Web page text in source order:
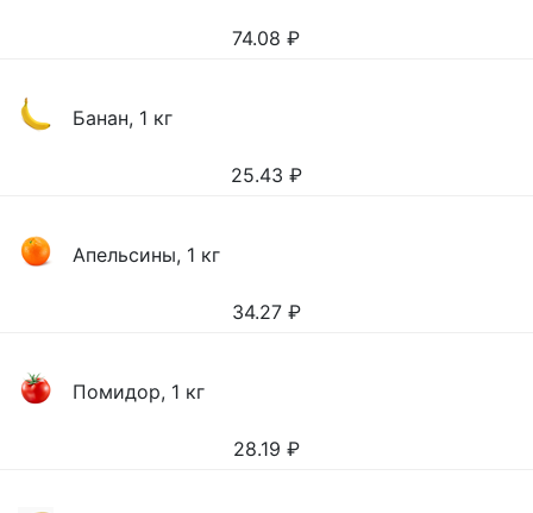
74.08 ₽
Банан, 1 кг
25.43 ₽
Апельсины, 1 кг
34.27 ₽
Помидор, 1 кг
28.19 ₽